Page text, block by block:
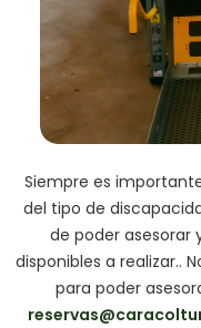
Siempre es
del tipo de
de poder asesorar
disponibles a realizar..
para poder